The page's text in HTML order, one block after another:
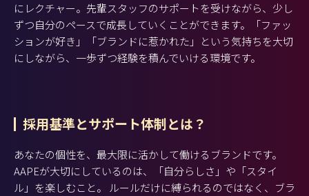
にレクチャー。先輩スタッフのサポートを受けながら、少し
ずつ自分のペースで成長していくことができます。「ファッ
ションが好き」「ブランドに惹かれた」という気持ちを大切
にしながら、一歩ずつ経験を積んでいける環境です。
採用基準とサポート体制とは？
あなたの個性を、最大限に活かして働けるブランドです。
AAPEが大切にしているのは、「自分らしさ」や「スタイ
ル」を楽しむこと。 ルールだけに縛られるのではなく、ブラ